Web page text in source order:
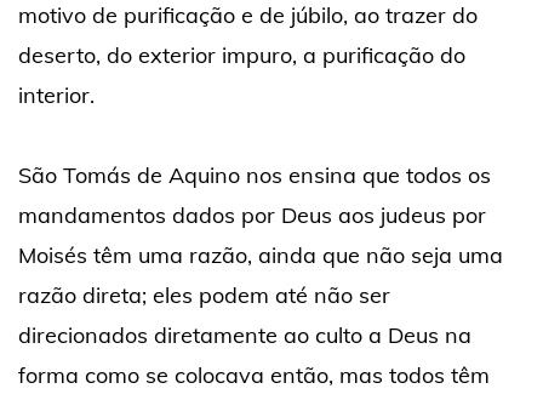
motivo de purificação e de júbilo, ao trazer do
deserto, do exterior impuro, a purificação do
interior.
São Tomás de Aquino nos ensina que todos os
mandamentos dados por Deus aos judeus por
Moisés têm uma razão, ainda que não seja uma
razão direta; eles podem até não ser
direcionados diretamente ao culto a Deus na
forma como se colocava então, mas todos têm